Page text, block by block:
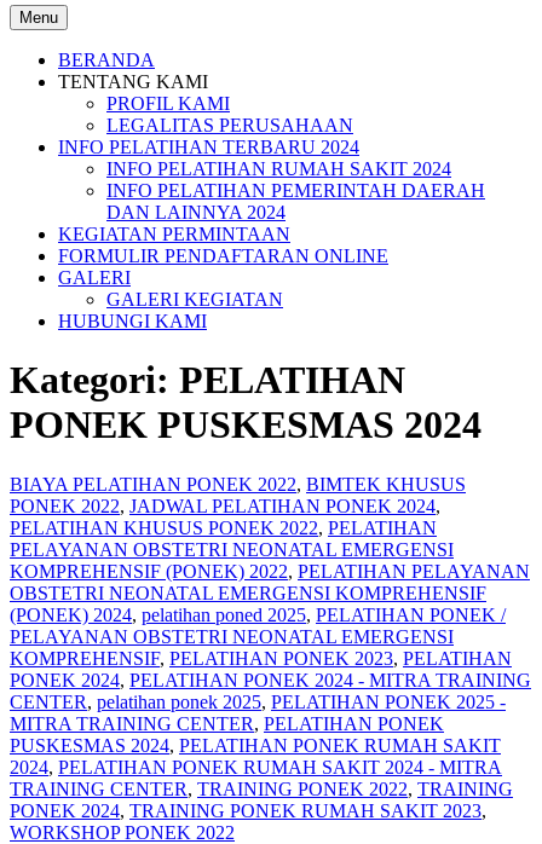
Menu
BERANDA
TENTANG KAMI
PROFIL KAMI
LEGALITAS PERUSAHAAN
INFO PELATIHAN TERBARU 2024
INFO PELATIHAN RUMAH SAKIT 2024
INFO PELATIHAN PEMERINTAH DAERAH
DAN LAINNYA 2024
KEGIATAN PERMINTAAN
FORMULIR PENDAFTARAN ONLINE
GALERI
GALERI KEGIATAN
HUBUNGI KAMI
Kategori: PELATIHAN
PONEK PUSKESMAS 2024
BIAYA PELATIHAN PONEK 2022, BIMTEK KHUSUS
PONEK 2022, JADWAL PELATIHAN PONEK 2024,
PELATIHAN KHUSUS PONEK 2022, PELATIHAN
PELAYANAN OBSTETRI NEONATAL EMERGENSI
KOMPREHENSIF (PONEK) 2022, PELATIHAN PELAYANAN
OBSTETRI NEONATAL EMERGENSI KOMPREHENSIF
(PONEK) 2024, pelatihan poned 2025, PELATIHAN PONEK /
PELAYANAN OBSTETRI NEONATAL EMERGENSI
KOMPREHENSIF, PELATIHAN PONEK 2023, PELATIHAN
PONEK 2024, PELATIHAN PONEK 2024 - MITRA TRAINING
CENTER, pelatihan ponek 2025, PELATIHAN PONEK 2025 -
MITRA TRAINING CENTER, PELATIHAN PONEK
PUSKESMAS 2024, PELATIHAN PONEK RUMAH SAKIT
2024, PELATIHAN PONEK RUMAH SAKIT 2024 - MITRA
TRAINING CENTER, TRAINING PONEK 2022, TRAINING
PONEK 2024, TRAINING PONEK RUMAH SAKIT 2023,
WORKSHOP PONEK 2022